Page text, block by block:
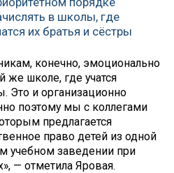
в школы, где
их братья и сёстры
конечно, эмоционально
же школе, где учатся
Это и организационно
поэтому мы с коллегами
предлагается
право детей из одной
учебном заведении при
— отметила Яровая.